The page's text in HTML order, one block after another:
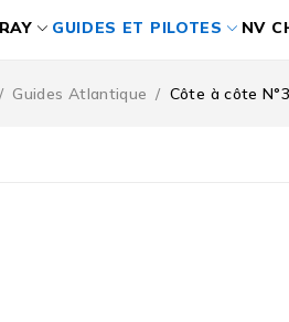
GUIDES ET PILOTES NV
/ Guides Atlantique / Côte à côte